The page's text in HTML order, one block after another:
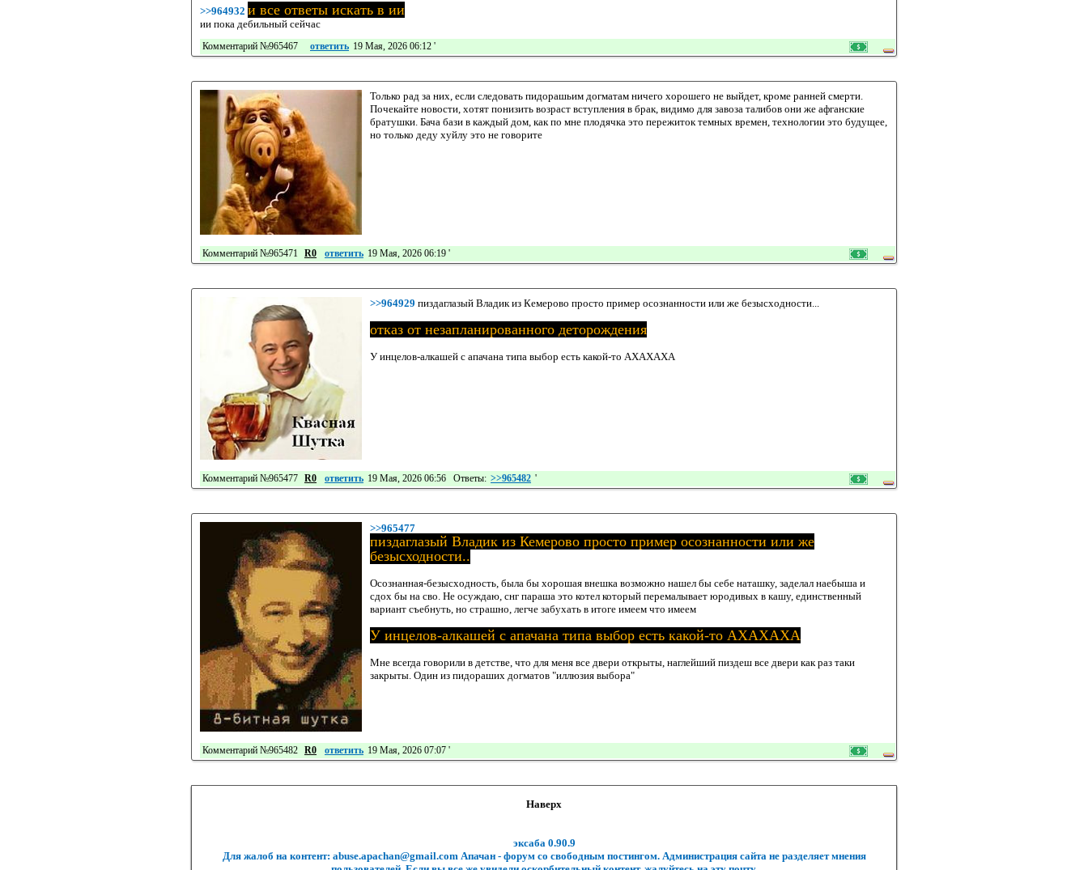
>>964932 и все ответы искать в ии
ии пока дебильный сейчас
Комментарий №965467 ответить 19 Мая, 2026 06:12 '
Только рад за них, если следовать пидорашьим догматам ничего хорошего не выйдет, кроме ранней смерти.
Почекайте новости, хотят понизить возраст вступления в брак, видимо для завоза талибов они же афганские
братушки. Бача бази в каждый дом, как по мне плодячка это пережиток темных времен, технологии это будущее,
но только деду хуйлу это не говорите
Комментарий №965471 R0 ответить 19 Мая, 2026 06:19 '
>>964929 пиздаглазый Владик из Кемерово просто пример осознанности или же безысходности...
отказ от незапланированного деторождения
У инцелов-алкашей с апачана типа выбор есть какой-то АХАХАХА
Комментарий №965477 R0 ответить 19 Мая, 2026 06:56 Ответы: >>965482 '
>>965477
пиздаглазый Владик из Кемерово просто пример осознанности или же
безысходности..
Осознанная-безысходность, была бы хорошая внешка возможно нашел бы себе наташку, заделал наебыша и
сдох бы на сво. Не осуждаю, снг параша это котел который перемалывает юродивых в кашу, единственный
вариант съебнуть, но страшно, легче забухать в итоге имеем что имеем
У инцелов-алкашей с апачана типа выбор есть какой-то АХАХАХА
Мне всегда говорили в детстве, что для меня все двери открыты, наглейший пиздеш все двери как раз таки
закрыты. Один из пидораших догматов "иллюзия выбора"
Комментарий №965482 R0 ответить 19 Мая, 2026 07:07 '
Наверх
эксаба 0.90.9
Для жалоб на контент: abuse.apachan@gmail.com Апачан - форум со свободным постингом. Администрация сайта не разделяет мнения